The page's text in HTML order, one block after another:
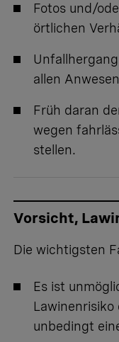
Fotos und/
örtlichen
allen
Früh daran
wegen
stellen.
Vorsicht,
Die wichtigsten
Es ist
Lawinenrisiko
unbedingt